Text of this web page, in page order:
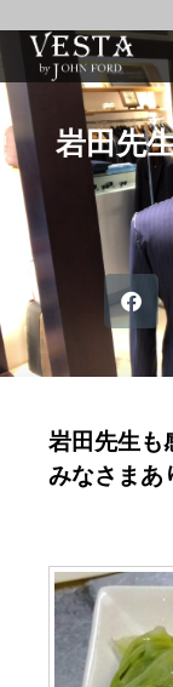
岩田先
岩田先生も
みなさまあ